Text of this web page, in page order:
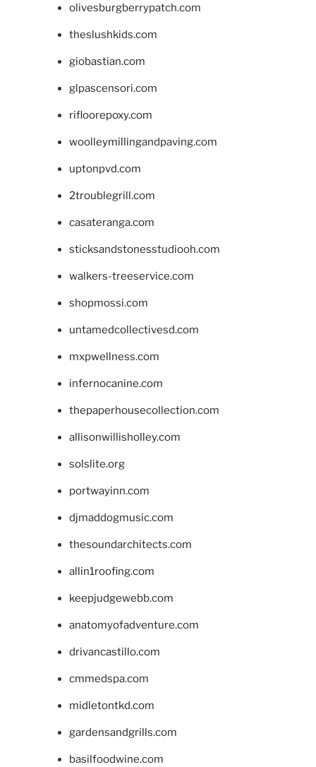
olivesburgberrypatch.com
theslushkids.com
giobastian.com
glpascensori.com
rifloorepoxy.com
woolleymillingandpaving.com
uptonpvd.com
2troublegrill.com
casateranga.com
sticksandstonesstudiooh.com
walkers-treeservice.com
shopmossi.com
untamedcollectivesd.com
mxpwellness.com
infernocanine.com
thepaperhousecollection.com
allisonwillisholley.com
solslite.org
portwayinn.com
djmaddogmusic.com
thesoundarchitects.com
allin1roofing.com
keepjudgewebb.com
anatomyofadventure.com
drivancastillo.com
cmmedspa.com
midletontkd.com
gardensandgrills.com
basilfoodwine.com